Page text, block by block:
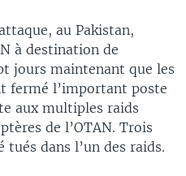
au Pakistan,
à destination de
jours maintenant que les
fermé l’important poste
aux multiples raids
de l’OTAN. Trois
dans l’un des raids.